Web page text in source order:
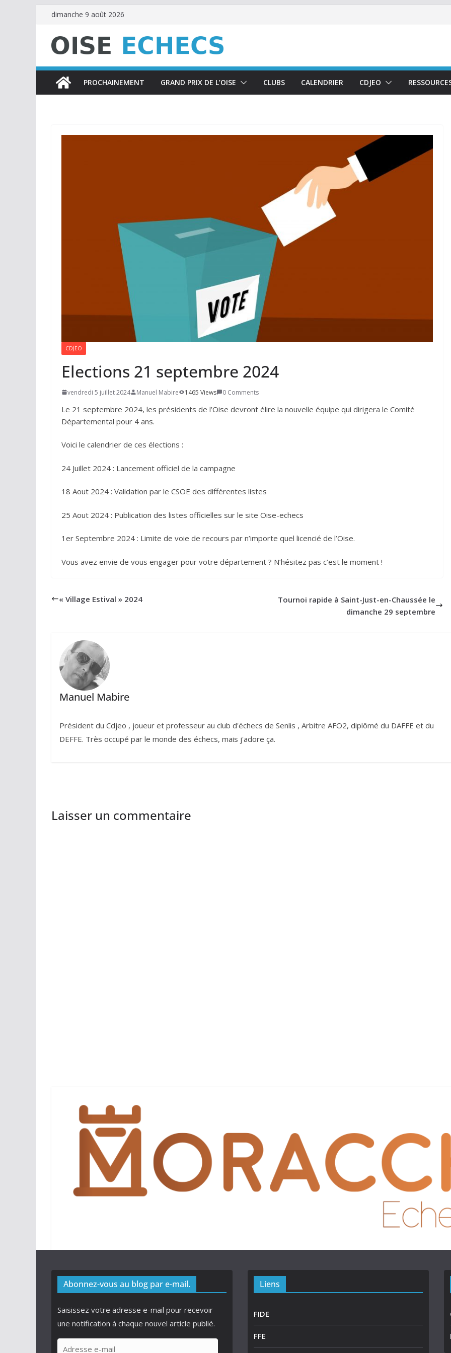
Passer
contenu
dimanche 9 août 2026
PROCHAINEMENT GRAND PRIX DE L’OISE CLUBS CALENDRIER CDJEO
CDJEO
Elections 21 septembre 2024
vendredi 5 juillet 2024 Manuel Mabire 1465 Views 0 Comments
Le 21 septembre 2024, les présidents de l’Oise devront élire la nouvelle équipe qui dirigera le Comité
Départemental pour 4 ans.
Voici le calendrier de ces élections :
24 Juillet 2024 : Lancement officiel de la campagne
18 Aout 2024 : Validation par le CSOE des différentes listes
25 Aout 2024 : Publication des listes officielles sur le site Oise-echecs
1er Septembre 2024 : Limite de voie de recours par n’importe quel licencié de l’Oise.
Vous avez envie de vous engager pour votre département ? N’hésitez pas c’est le moment !
« Village Estival » 2024
Tournoi rapide à Saint-Just-en-Chaussée le
dimanche 29 septembre
Manuel Mabire
Président du Cdjeo , joueur et professeur au club d'échecs de Senlis , Arbitre AFO2, diplômé du DAFFE et du
DEFFE. Très occupé par le monde des échecs, mais j'adore ça.
Laisser un commentaire
Abonnez-vous au blog par e-mail.
Saisissez votre adresse e-mail pour recevoir
une notification à chaque nouvel article publié.
Liens
FIDE
FFE